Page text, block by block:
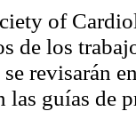
of
de los
se revisarán
las guías de